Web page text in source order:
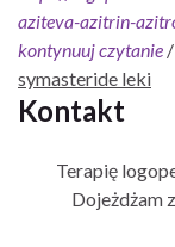
aziteva-azitrin-
kontynuuj czytanie /
symasteride leki
Kontakt
Terapię
Dojeżdżam